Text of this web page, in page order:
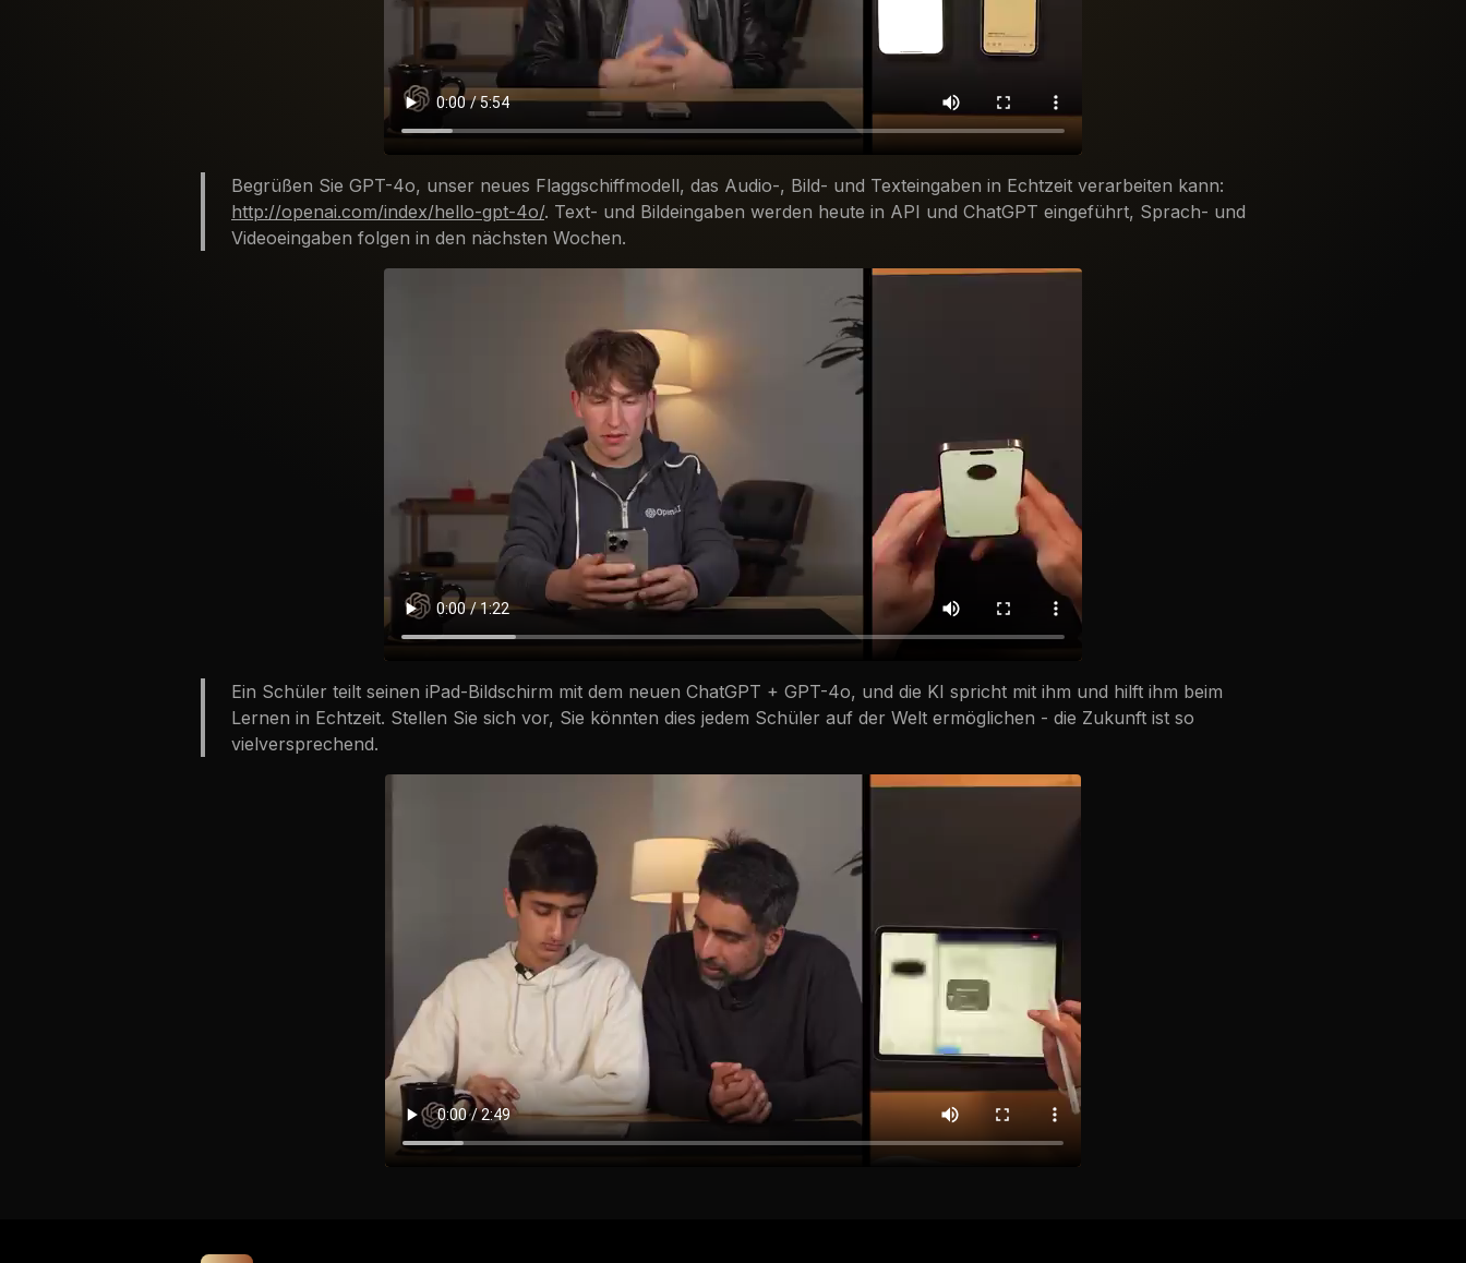
Begrüßen Sie GPT-4o, unser neues Flaggschiffmodell, das Audio-, Bild- und Texteingaben in Echtzeit verarbeiten kann:
http://openai.com/index/hello-gpt-4o/. Text- und Bildeingaben werden heute in API und ChatGPT eingeführt, Sprach- und
Videoeingaben folgen in den nächsten Wochen.
Ein Schüler teilt seinen iPad-Bildschirm mit dem neuen ChatGPT + GPT-4o, und die KI spricht mit ihm und hilft ihm beim
Lernen in Echtzeit. Stellen Sie sich vor, Sie könnten dies jedem Schüler auf der Welt ermöglichen - die Zukunft ist so
vielversprechend.